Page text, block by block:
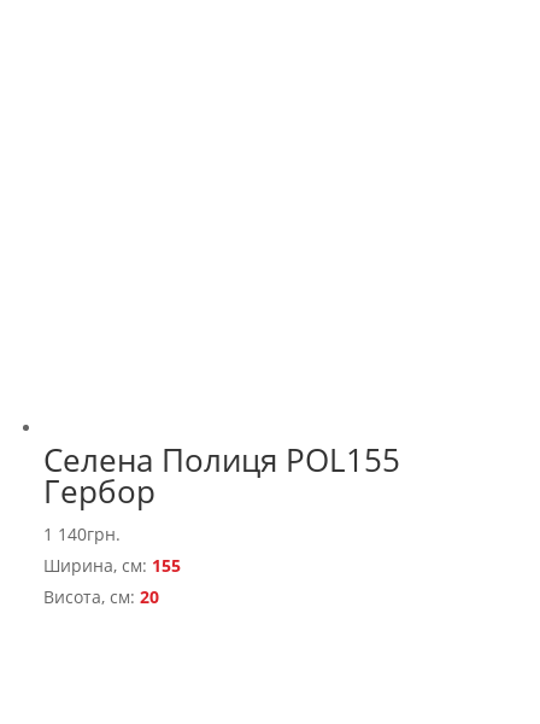
Селена Полиця POL155
Гербор
1 140грн.
Ширина, см: 155
Висота, см:20